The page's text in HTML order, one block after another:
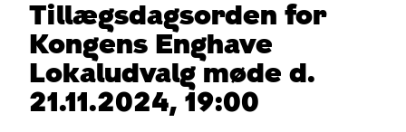
Tillægsdagsorden for
Kongens Enghave
Lokaludvalg møde d.
21.11.2024, 19:00